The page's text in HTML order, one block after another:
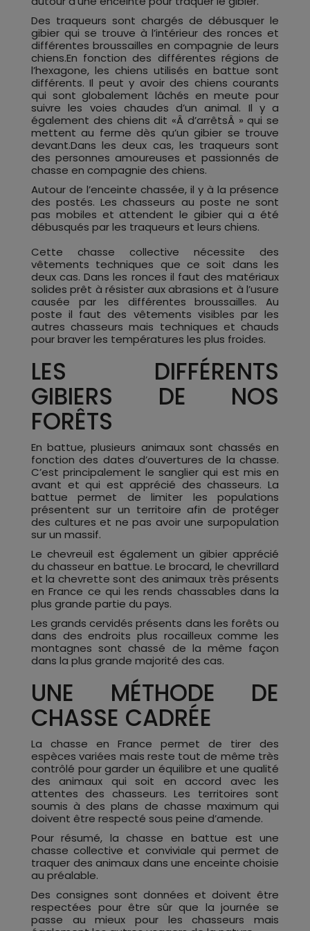
Des traqueurs sont chargés de débusquer le
gibier qui se trouve à l’intérieur des ronces et
différentes broussailles en compagnie de leurs
chiens.En fonction des différentes régions de
l’hexagone, les chiens utilisés en battue sont
différents. Il peut y avoir des chiens courants
qui sont globalement lâchés en meute pour
suivre les voies chaudes d’un animal. Il y a
également des chiens dit «Â d’arrêtsÂ » qui se
mettent au ferme dès qu’un gibier se trouve
devant.Dans les deux cas, les traqueurs sont
des personnes amoureuses et passionnés de
chasse en compagnie des chiens.
Autour de l’enceinte chassée, il y à la présence
des postés. Les chasseurs au poste ne sont
pas mobiles et attendent le gibier qui a été
débusqués par les traqueurs et leurs chiens.
Cette chasse collective nécessite des
vêtements techniques que ce soit dans les
deux cas. Dans les ronces il faut des matériaux
solides prêt à résister aux abrasions et à l’usure
causée par les différentes broussailles. Au
poste il faut des vêtements visibles par les
autres chasseurs mais techniques et chauds
pour braver les températures les plus froides.
LES DIFFÉRENTS
GIBIERS DE NOS
FORÊTS
En battue, plusieurs animaux sont chassés en
fonction des dates d’ouvertures de la chasse.
C’est principalement le sanglier qui est mis en
avant et qui est apprécié des chasseurs. La
battue permet de limiter les populations
présentent sur un territoire afin de protéger
des cultures et ne pas avoir une surpopulation
sur un massif.
Le chevreuil est également un gibier apprécié
du chasseur en battue. Le brocard, le chevrillard
et la chevrette sont des animaux très présents
en France ce qui les rends chassables dans la
plus grande partie du pays.
Les grands cervidés présents dans les forêts ou
dans des endroits plus rocailleux comme les
montagnes sont chassé de la même façon
dans la plus grande majorité des cas.
UNE MÉTHODE DE
CHASSE CADRÉE
La chasse en France permet de tirer des
espèces variées mais reste tout de même très
contrôlé pour garder un équilibre et une qualité
des animaux qui soit en accord avec les
attentes des chasseurs. Les territoires sont
soumis à des plans de chasse maximum qui
doivent être respecté sous peine d’amende.
Pour résumé, la chasse en battue est une
chasse collective et conviviale qui permet de
traquer des animaux dans une enceinte choisie
au préalable.
Des consignes sont données et doivent être
respectées pour être sûr que la journée se
passe au mieux pour les chasseurs mais